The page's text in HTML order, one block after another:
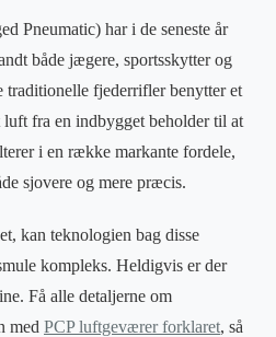
Pneumatic) har i de seneste år
både jægere, sportsskytter og
traditionelle fjederrifler benytter et
fra en indbygget beholder til at
i en række markante fordele,
sjovere og mere præcis.
kan teknologien bag disse
kompleks. Heldigvis er der
Få alle detaljerne om
med PCP luftgeværer forklaret, så